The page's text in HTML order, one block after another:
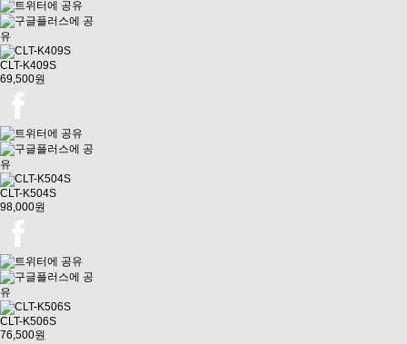
CLT-K409S
69,500원
CLT-K504S
98,000원
CLT-K506S
76,500원